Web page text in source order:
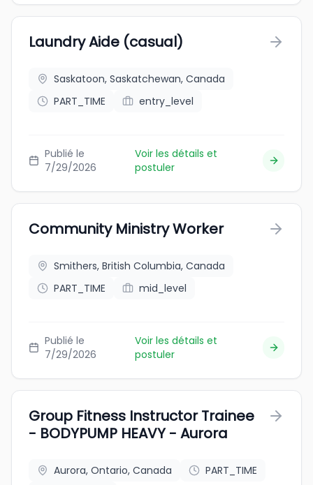
Laundry Aide (casual)
Saskatoon, Saskatchewan, Canada
PART_TIME
entry_level
Publié le
7/29/2026
Voir les détails et
postuler
Community Ministry Worker
Smithers, British Columbia, Canada
PART_TIME
mid_level
Publié le
7/29/2026
Voir les détails et
postuler
Group Fitness Instructor Trainee
- BODYPUMP HEAVY - Aurora
Aurora, Ontario, Canada
PART_TIME